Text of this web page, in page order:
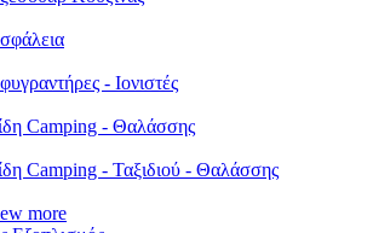
- Ιονιστές
Camping - Θαλάσσης
Camping - Ταξιδιού - Θαλάσσης
more